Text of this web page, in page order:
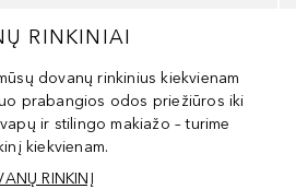
RINKINIAI
dovanų rinkinius kiekvienam
prabangios odos priežiūros iki
ir stilingo makiažo – turime
kiekvienam.
RINKINĮ